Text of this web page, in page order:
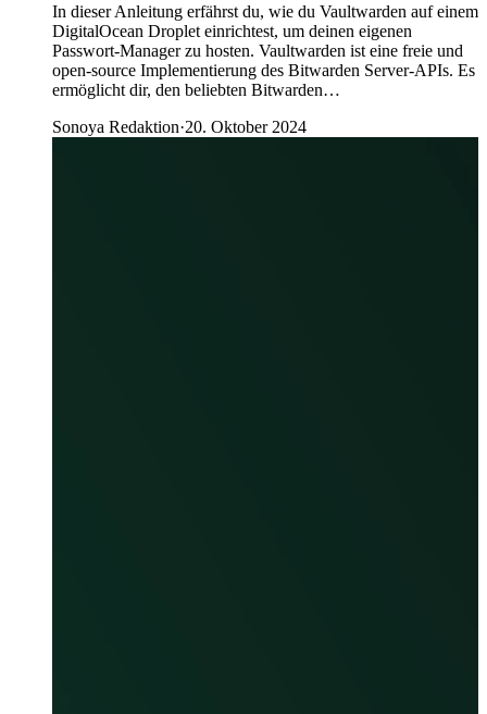
In dieser Anleitung erfährst du, wie du Vaultwarden auf einem
DigitalOcean Droplet einrichtest, um deinen eigenen
Passwort-Manager zu hosten. Vaultwarden ist eine freie und
open-source Implementierung des Bitwarden Server-APIs. Es
ermöglicht dir, den beliebten Bitwarden…
Sonoya Redaktion·20. Oktober 2024